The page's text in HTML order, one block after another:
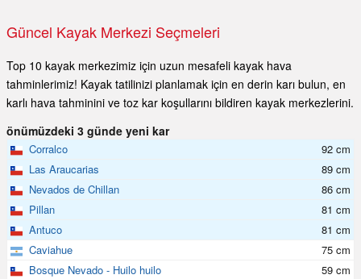
Güncel Kayak Merkezi Seçmeleri
Top 10 kayak merkezimiz için uzun mesafeli kayak hava
tahminlerimiz! Kayak tatilinizi planlamak için en derin karı bulun, en
karlı hava tahminini ve toz kar koşullarını bildiren kayak merkezlerini.
önümüzdeki 3 günde yeni kar
Corralco
92 cm
Las Araucarias
89 cm
Nevados de Chillan
86 cm
Pillan
81 cm
Antuco
81 cm
Caviahue
75 cm
Bosque Nevado - Huilo huilo
59 cm